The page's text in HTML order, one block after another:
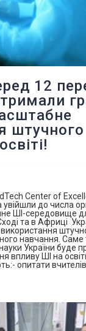
12
штучного
Center of
до числа
ШІ-середовище
та в Африці
навчання. Саме
науки України буде
впливу ШІ на
опитати